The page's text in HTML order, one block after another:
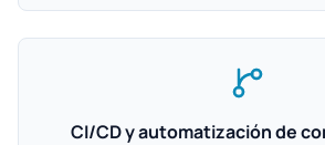
CI/CD y automatización de